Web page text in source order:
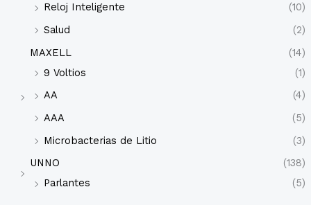
Reloj Inteligente
(10)
Salud
(2)
MAXELL
(14)
9 Voltios
(1)
AA
(4)
AAA
(5)
Microbacterias de Litio
(3)
UNNO
(138)
Parlantes
(5)